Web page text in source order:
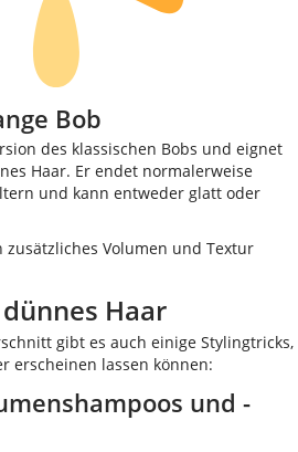
Bob
des klassischen Bobs und eignet
Haar. Er endet normalerweise
und kann entweder glatt oder
zusätzliches Volumen und Textur
Haar
gibt es auch einige Stylingtricks,
erscheinen lassen können:
und -